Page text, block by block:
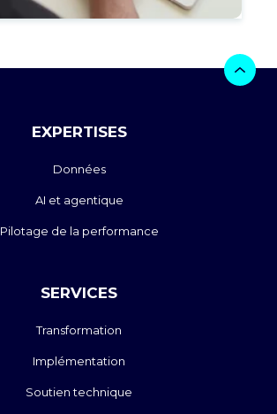
EXPERTISES
Données
AI et agentique
Pilotage de la performance
SERVICES
Transformation
Implémentation
Soutien technique